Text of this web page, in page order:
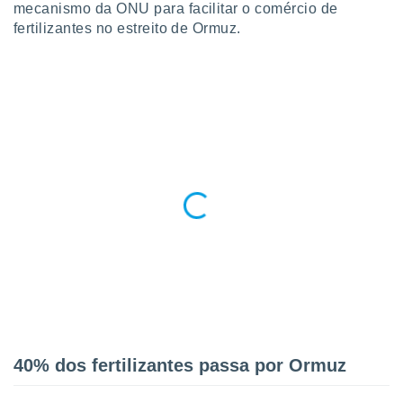
1199
mecanismo da ONU para facilitar o comércio de
fertilizantes no estreito de Ormuz.
40% dos fertilizantes passa por Ormuz